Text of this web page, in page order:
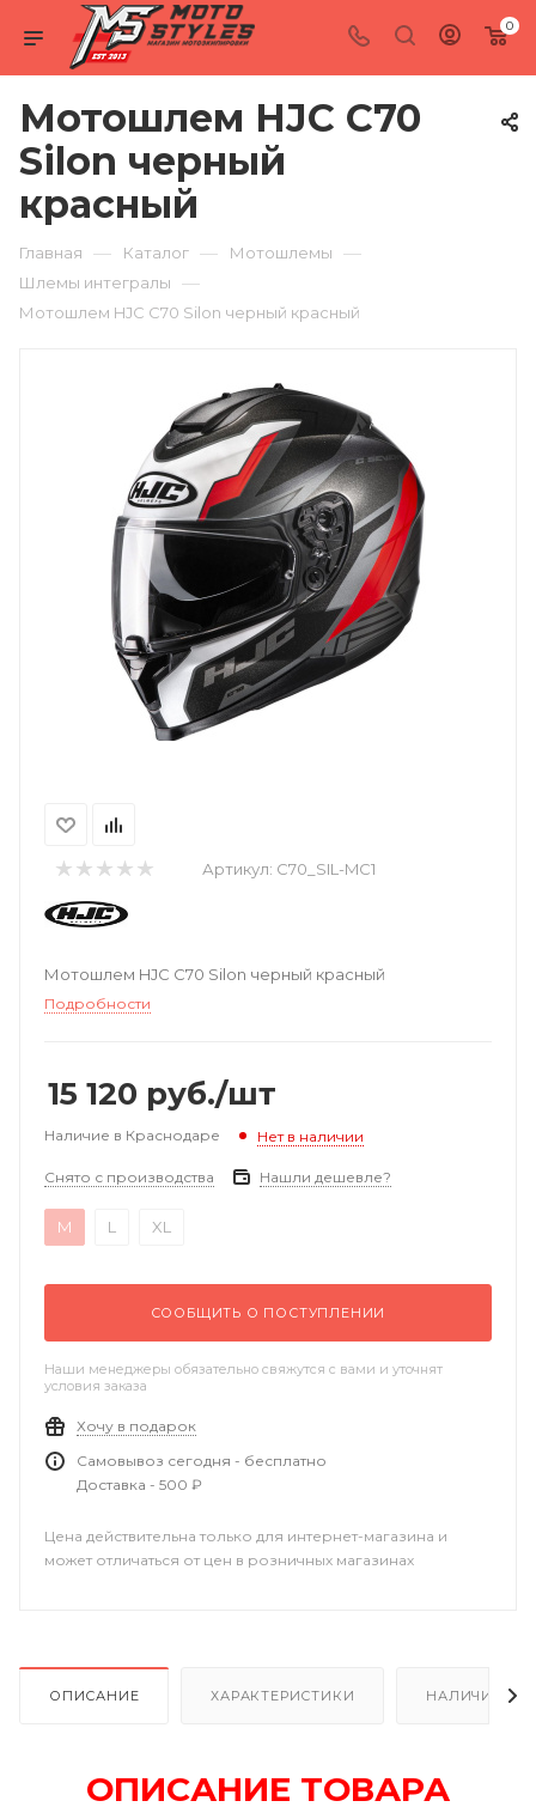
0
Мотошлем HJC C70
Silon черный
красный
Главная — Каталог — Мотошлемы —
Шлемы интегралы —
Мотошлем HJC C70 Silon черный красный
Артикул: C70_SIL-MC1
Мотошлем HJC C70 Silon черный красный
Подробности
15 120 руб./шт
Наличие в Краснодаре Нет в наличии
Снято с производства Нашли дешевле?
M L XL
СООБЩИТЬ О ПОСТУПЛЕНИИ
Наши менеджеры обязательно свяжутся с вами и уточнят
условия заказа
Хочу в подарок
Самовывоз сегодня - бесплатно
Доставка - 500 ₽
Цена действительна только для интернет-магазина и
может отличаться от цен в розничных магазинах
ОПИСАНИЕ ХАРАКТЕРИСТИКИ НАЛИЧИЕ В
ОПИСАНИЕ ТОВАРА